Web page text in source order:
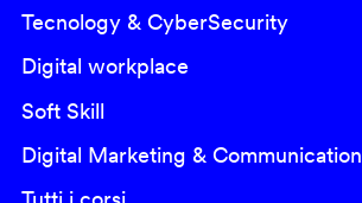
Tecnology & CyberSecurity
Digital workplace
Soft Skill
Digital Marketing & Communication